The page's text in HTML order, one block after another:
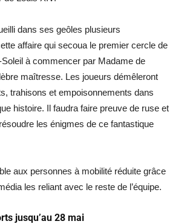
dans ses geôles plusieurs
affaire qui secoua le premier cercle de
Soleil à commencer par Madame de
maîtresse. Les joueurs démêleront
trahisons et empoisonnements dans
histoire. Il faudra faire preuve de ruse et
les énigmes de ce fantastique
aux personnes à mobilité réduite grâce
les reliant avec le reste de l’équipe.
jusqu’au 28 mai